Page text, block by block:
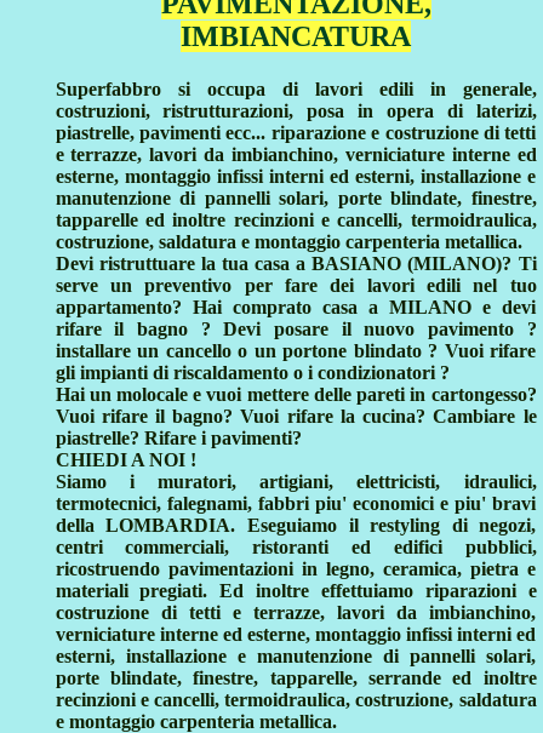
IMBIANCATURA
Superfabbro si occupa di lavori edili in generale,
costruzioni, ristrutturazioni, posa in opera di laterizi,
piastrelle, pavimenti ecc... riparazione e costruzione di tetti
e terrazze, lavori da imbianchino, verniciature interne ed
esterne, montaggio infissi interni ed esterni, installazione e
manutenzione di pannelli solari, porte blindate, finestre,
tapparelle ed inoltre recinzioni e cancelli, termoidraulica,
costruzione, saldatura e montaggio carpenteria metallica.
Devi ristruttuare la tua casa a BASIANO (MILANO)? Ti
serve un preventivo per fare dei lavori edili nel tuo
appartamento? Hai comprato casa a MILANO e devi
rifare il bagno ? Devi posare il nuovo pavimento ?
installare un cancello o un portone blindato ? Vuoi rifare
gli impianti di riscaldamento o i condizionatori ?
Hai un molocale e vuoi mettere delle pareti in cartongesso?
Vuoi rifare il bagno? Vuoi rifare la cucina? Cambiare le
piastrelle? Rifare i pavimenti?
CHIEDI A NOI !
Siamo i muratori, artigiani, elettricisti, idraulici,
termotecnici, falegnami, fabbri piu' economici e piu' bravi
della LOMBARDIA. Eseguiamo il restyling di negozi,
centri commerciali, ristoranti ed edifici pubblici,
ricostruendo pavimentazioni in legno, ceramica, pietra e
materiali pregiati. Ed inoltre effettuiamo riparazioni e
costruzione di tetti e terrazze, lavori da imbianchino,
verniciature interne ed esterne, montaggio infissi interni ed
esterni, installazione e manutenzione di pannelli solari,
porte blindate, finestre, tapparelle, serrande ed inoltre
recinzioni e cancelli, termoidraulica, costruzione, saldatura
e montaggio carpenteria metallica.